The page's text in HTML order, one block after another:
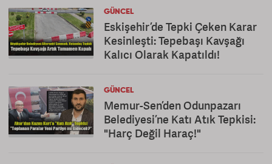
GÜNCEL
Eskişehir’de Tepki Çeken Karar
Kesinleşti: Tepebaşı Kavşağı
Kalıcı Olarak Kapatıldı!
GÜNCEL
Memur-Sen’den Odunpazarı
Belediyesi’ne Katı Atık Tepkisi:
"Harç Değil Haraç!"